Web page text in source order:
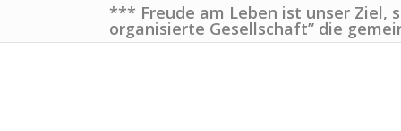
*** Freude am Leben ist unser Ziel,
organisierte Gesellschaft” die